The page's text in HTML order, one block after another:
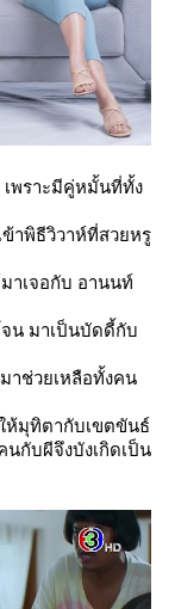
เพราะมีคู่หมั้นที่ทั้ง
ข้าพิธีวิวาห์ที่สวยหรู
าเจอกับ อานนท์
น มาเป็นบัดดี้กับ
าช่วยเหลือทั้งคน
ห้มุทิตากับเขตขันธ์
กับผีจึงบังเกิดเป็น